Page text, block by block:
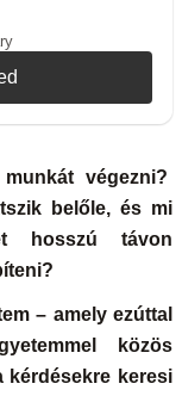
végezni?
belőle, és mi
hosszú távon
– amely ezúttal
közös
kérdésekre keresi